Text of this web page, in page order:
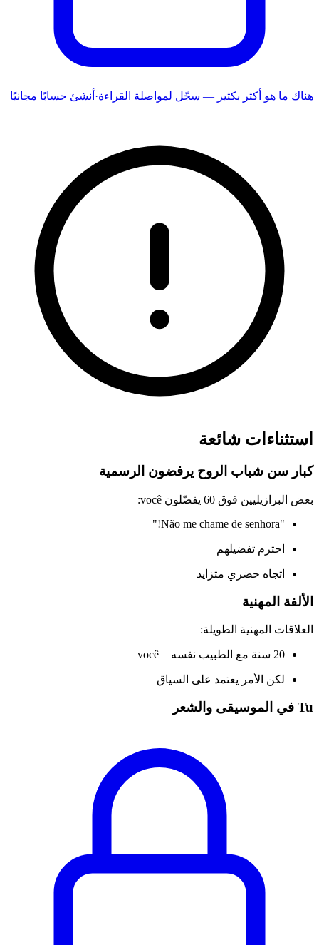
هناك ما هو أكثر بكثير — سجّل لمواصلة القراءة· أنشئ حسابًا مجانيًا
استثناءات شائعة
كبار سن شباب الروح يرفضون الرسمية
بعض البرازيليين فوق 60 يفضّلون você:
"Não me chame de senhora!"
احترم تفضيلهم
اتجاه حضري متزايد
الألفة المهنية
العلاقات المهنية الطويلة:
20 سنة مع الطبيب نفسه = você
لكن الأمر يعتمد على السياق
Tu في الموسيقى والشعر